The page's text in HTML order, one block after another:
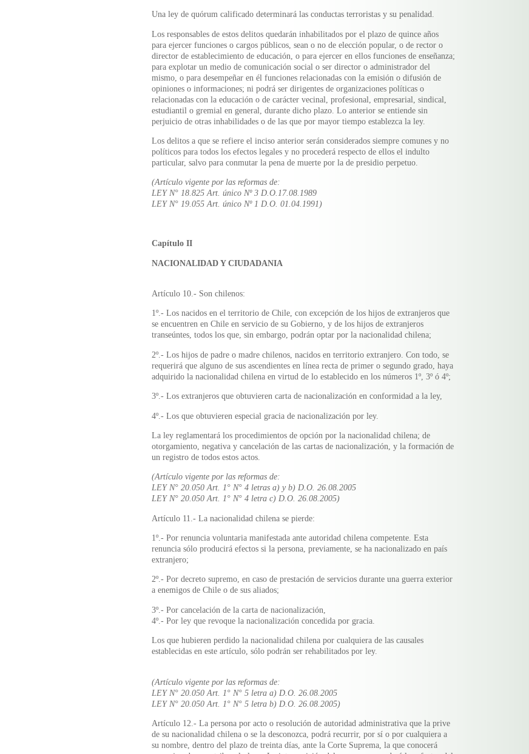
Una ley de quórum calificado determinará las conductas terroristas y su penalidad.
Los responsables de estos delitos quedarán inhabilitados por el plazo de quince años
para ejercer funciones o cargos públicos, sean o no de elección popular, o de rector o
director de establecimiento de educación, o para ejercer en ellos funciones de enseñanza;
para explotar un medio de comunicación social o ser director o administrador del
mismo, o para desempeñar en él funciones relacionadas con la emisión o difusión de
opiniones o informaciones; ni podrá ser dirigentes de organizaciones políticas o
relacionadas con la educación o de carácter vecinal, profesional, empresarial, sindical,
estudiantil o gremial en general, durante dicho plazo. Lo anterior se entiende sin
perjuicio de otras inhabilidades o de las que por mayor tiempo establezca la ley.
Los delitos a que se refiere el inciso anterior serán considerados siempre comunes y no
políticos para todos los efectos legales y no procederá respecto de ellos el indulto
particular, salvo para conmutar la pena de muerte por la de presidio perpetuo.
(Artículo vigente por las reformas de:
LEY N° 18.825 Art. único Nº 3 D.O.17.08.1989
LEY N° 19.055 Art. único Nº 1 D.O. 01.04.1991)
Capítulo II
NACIONALIDAD Y CIUDADANIA
Artículo 10.- Son chilenos:
1º.- Los nacidos en el territorio de Chile, con excepción de los hijos de extranjeros que
se encuentren en Chile en servicio de su Gobierno, y de los hijos de extranjeros
transeúntes, todos los que, sin embargo, podrán optar por la nacionalidad chilena;
2º.- Los hijos de padre o madre chilenos, nacidos en territorio extranjero. Con todo, se
requerirá que alguno de sus ascendientes en línea recta de primer o segundo grado, haya
adquirido la nacionalidad chilena en virtud de lo establecido en los números 1º, 3º ó 4º;
3º.- Los extranjeros que obtuvieren carta de nacionalización en conformidad a la ley,
4º.- Los que obtuvieren especial gracia de nacionalización por ley.
La ley reglamentará los procedimientos de opción por la nacionalidad chilena; de
otorgamiento, negativa y cancelación de las cartas de nacionalización, y la formación de
un registro de todos estos actos.
(Artículo vigente por las reformas de:
LEY N° 20.050 Art. 1° N° 4 letras a) y b) D.O. 26.08.2005
LEY N° 20.050 Art. 1° N° 4 letra c) D.O. 26.08.2005)
Artículo 11.- La nacionalidad chilena se pierde:
1º.- Por renuncia voluntaria manifestada ante autoridad chilena competente. Esta
renuncia sólo producirá efectos si la persona, previamente, se ha nacionalizado en país
extranjero;
2º.- Por decreto supremo, en caso de prestación de servicios durante una guerra exterior
a enemigos de Chile o de sus aliados;
3º.- Por cancelación de la carta de nacionalización,
4º.- Por ley que revoque la nacionalización concedida por gracia.
Los que hubieren perdido la nacionalidad chilena por cualquiera de las causales
establecidas en este artículo, sólo podrán ser rehabilitados por ley.
(Artículo vigente por las reformas de:
LEY N° 20.050 Art. 1° N° 5 letra a) D.O. 26.08.2005
LEY N° 20.050 Art. 1° N° 5 letra b) D.O. 26.08.2005)
Artículo 12.- La persona por acto o resolución de autoridad administrativa que la prive
de su nacionalidad chilena o se la desconozca, podrá recurrir, por sí o por cualquiera a
su nombre, dentro del plazo de treinta días, ante la Corte Suprema, la que conocerá